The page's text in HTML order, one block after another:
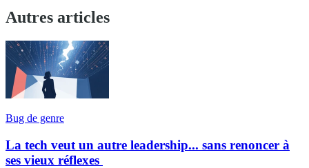
Autres articles
Bug de genre
La tech veut un autre leadership... sans renoncer à
ses vieux réflexes